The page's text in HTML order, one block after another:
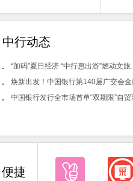
中行动态
“加码”夏日经济 “中行惠出游”燃动文旅
焕新出发！中国银行第140届广交会金
中国银行发行全市场首单“双期限”自
便捷